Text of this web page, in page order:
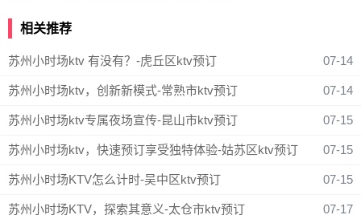
相关推荐
苏州小时场ktv 有没有？-虎丘区ktv预订 07-14
苏州小时场ktv，创新新模式-常熟市ktv预订 07-14
苏州小时场ktv专属夜场宣传-昆山市ktv预订 07-15
苏州小时场ktv，快速预订享受独特体验-姑苏区ktv预订 07-15
苏州小时场KTV怎么计时-吴中区ktv预订 07-15
苏州小时场KTV，探索其意义-太仓市ktv预订 07-17